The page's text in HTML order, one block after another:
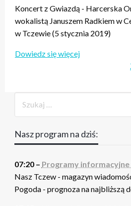
Koncert z Gwiazdą - Harcerska
wokalistą Januszem Radkiem w
w Tczewie (5 stycznia 2019)
Dowiedz się więcej
Nasz program na dziś:
07:20 – Programy informacyjne
Nasz Tczew - magazyn
Pogoda - prognoza na najbliższą